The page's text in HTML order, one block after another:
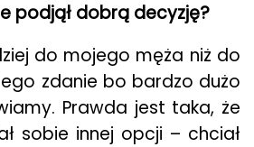
podjął dobrą decyzję?
do mojego męża niż do
zdanie bo bardzo dużo
Prawda jest taka, że
sobie innej opcji – chciał